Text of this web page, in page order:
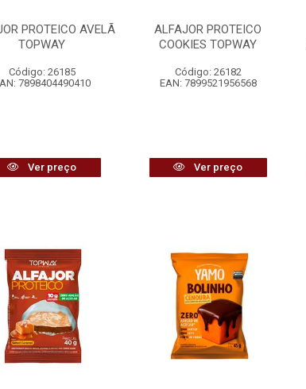
PROTEICO AVELÃ
TOPWAY
Código: 26185
7898404490410
Ver preço
ALFAJOR PROTEICO
COOKIES TOPWAY
Código: 26182
EAN: 7899521956568
Ver preço